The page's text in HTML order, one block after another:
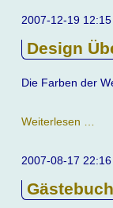
2007-12-19 12:15
Design
Die Farben der
Weiterlesen …
2007-08-17 22:16